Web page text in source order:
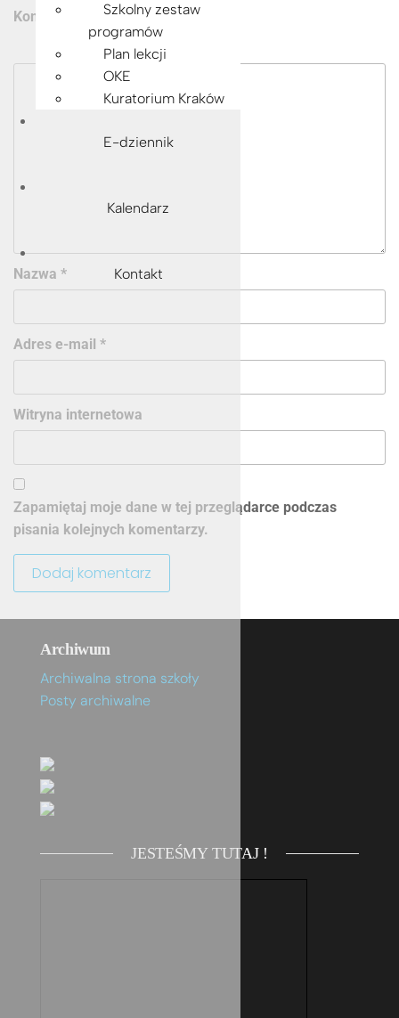
Komentarz
Nazwa *
Adres e-mail *
Witryna internetowa
Zapamiętaj moje dane w tej przeglądarce podczas
pisania kolejnych komentarzy.
Archiwum
Archiwalna strona szkoły
Posty archiwalne
JESTEŚMY TUTAJ !
Szkolny zestaw
programów
Plan lekcji
OKE
Kuratorium Kraków
E-dziennik
Kalendarz
Kontakt